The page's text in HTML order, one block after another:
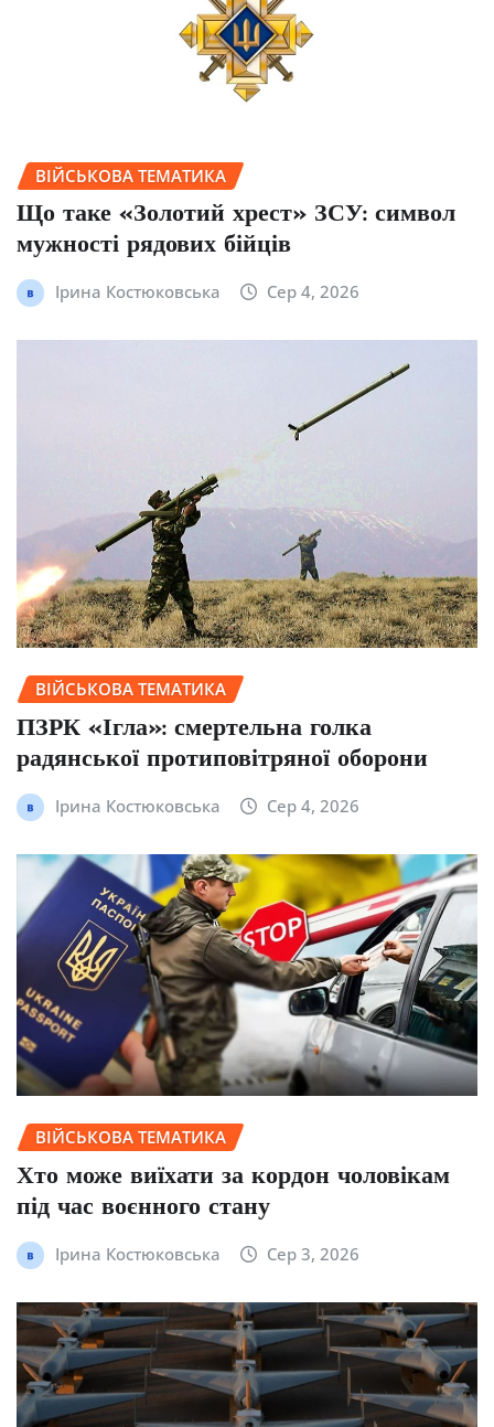
ВІЙСЬКОВА ТЕМАТИКА
Що таке «Золотий хрест» ЗСУ: символ
мужності рядових бійців
Ірина Костюковська Сер 4, 2026
ВІЙСЬКОВА ТЕМАТИКА
ПЗРК «Ігла»: смертельна голка
радянської протиповітряної оборони
Ірина Костюковська Сер 4, 2026
ВІЙСЬКОВА ТЕМАТИКА
Хто може виїхати за кордон чоловікам
під час воєнного стану
Ірина Костюковська Сер 3, 2026